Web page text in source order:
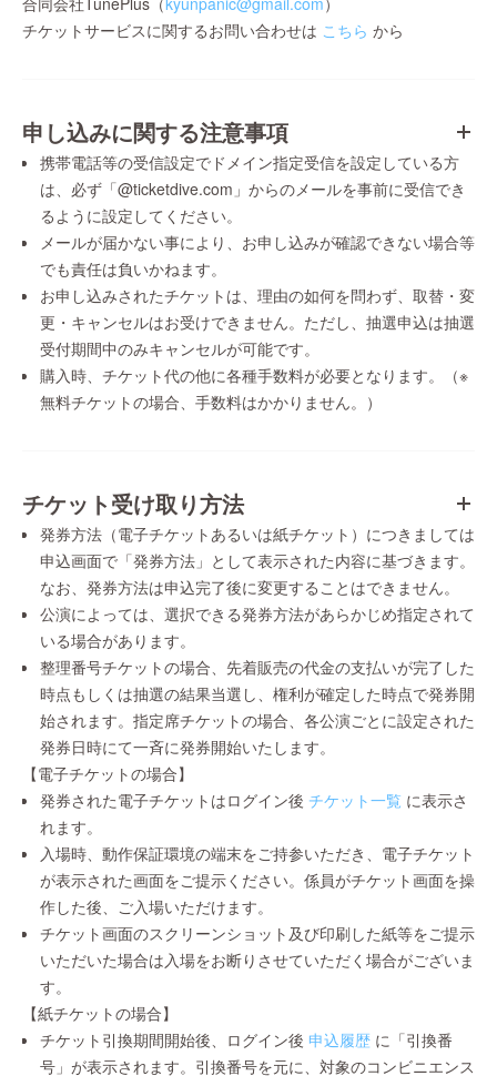
チケットサービスに関するお問い合わせは こちら から
申し込みに関する注意事項
携帯電話等の受信設定でドメイン指定受信を設定している方
は、必ず「@ticketdive.com」からのメールを事前に受信でき
るように設定してください。
メールが届かない事により、お申し込みが確認できない場合等
でも責任は負いかねます。
お申し込みされたチケットは、理由の如何を問わず、取替・変
更・キャンセルはお受けできません。ただし、抽選申込は抽選
受付期間中のみキャンセルが可能です。
購入時、チケット代の他に各種手数料が必要となります。（※
無料チケットの場合、手数料はかかりません。）
チケット受け取り方法
発券方法（電子チケットあるいは紙チケット）につきましては
申込画面で「発券方法」として表示された内容に基づきます。
なお、発券方法は申込完了後に変更することはできません。
公演によっては、選択できる発券方法があらかじめ指定されて
いる場合があります。
整理番号チケットの場合、先着販売の代金の支払いが完了した
時点もしくは抽選の結果当選し、権利が確定した時点で発券開
始されます。指定席チケットの場合、各公演ごとに設定された
発券日時にて一斉に発券開始いたします。
【電子チケットの場合】
発券された電子チケットはログイン後 チケット一覧 に表示さ
れます。
入場時、動作保証環境の端末をご持参いただき、電子チケット
が表示された画面をご提示ください。係員がチケット画面を操
作した後、ご入場いただけます。
チケット画面のスクリーンショット及び印刷した紙等をご提示
いただいた場合は入場をお断りさせていただく場合がございま
す。
【紙チケットの場合】
チケット引換期間開始後、ログイン後 申込履歴 に「引換番
号」が表示されます。引換番号を元に、対象のコンビニエンス